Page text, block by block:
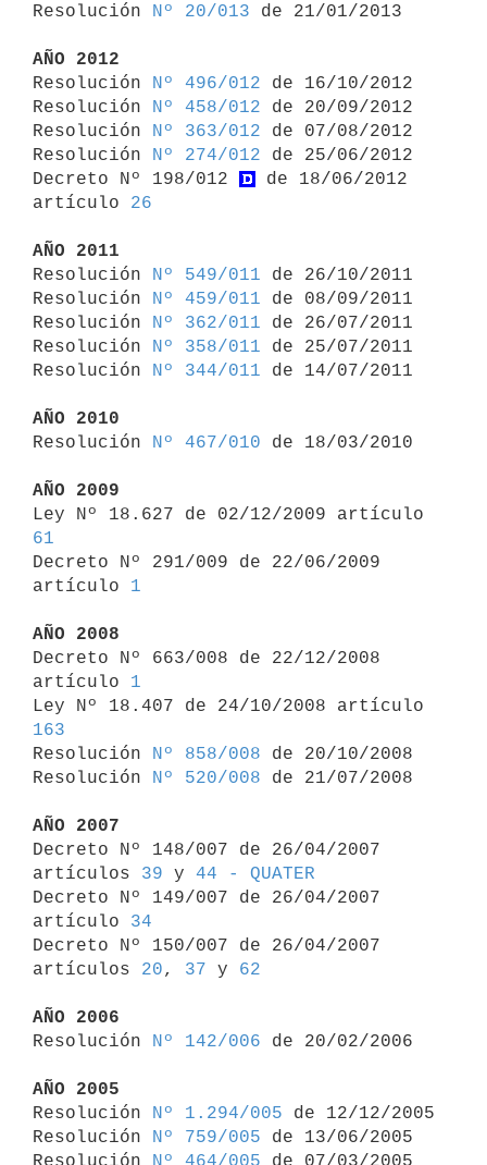
Resolución
Nº 20/013 de 21/01/2013
AÑO 2012
Resolución
Nº 496/012 de 16/10/2012
Resolución
Nº 458/012 de 20/09/2012
Resolución
Nº 363/012 de 07/08/2012
Resolución
Nº 274/012 de 25/06/2012
Decreto Nº 198/012
de 18/06/2012
artículo 26
AÑO 2011
Resolución
Nº 549/011 de 26/10/2011
Resolución
Nº 459/011 de 08/09/2011
Resolución
Nº 362/011 de 26/07/2011
Resolución
Nº 358/011 de 25/07/2011
Resolución
Nº 344/011 de 14/07/2011
AÑO 2010
Resolución
Nº 467/010 de 18/03/2010
AÑO 2009
61
Decreto Nº 291/009 de 22/06/2009
artículo 1
AÑO 2008
Decreto Nº 663/008 de 22/12/2008
artículo 1
163
Resolución
Nº 858/008 de 20/10/2008
Resolución
Nº 520/008 de 21/07/2008
AÑO 2007
Decreto Nº 148/007 de 26/04/2007
artículos 39 y 44 - QUATER
Decreto Nº 149/007 de 26/04/2007
artículo 34
Decreto Nº 150/007 de 26/04/2007
artículos 20, 37 y 62
AÑO 2006
Resolución
Nº 142/006 de 20/02/2006
AÑO 2005
Resolución
Nº 1.294/005 de 12/12/2005
Resolución
Nº 759/005 de 13/06/2005